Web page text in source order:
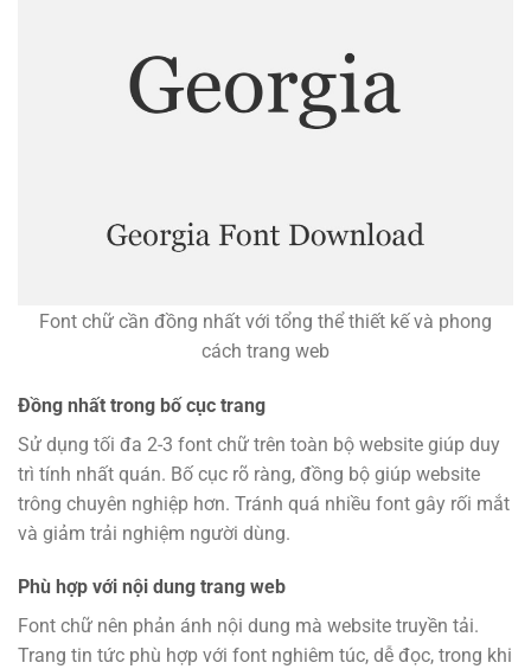
Font chữ cần đồng nhất với tổng thể thiết kế và phong
cách trang web
Đồng nhất trong bố cục trang
Sử dụng tối đa 2-3 font chữ trên toàn bộ website giúp duy
trì tính nhất quán. Bố cục rõ ràng, đồng bộ giúp website
trông chuyên nghiệp hơn. Tránh quá nhiều font gây rối mắt
và giảm trải nghiệm người dùng.
Phù hợp với nội dung trang web
Font chữ nên phản ánh nội dung mà website truyền tải.
Trang tin tức phù hợp với font nghiêm túc, dễ đọc, trong khi